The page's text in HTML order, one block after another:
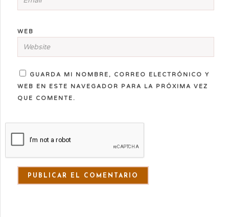
WEB
GUARDA MI NOMBRE, CORREO ELECTRÓNICO Y
WEB EN ESTE NAVEGADOR PARA LA PRÓXIMA VEZ
QUE COMENTE.